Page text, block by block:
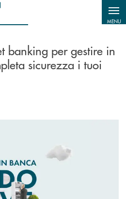
MENU
banking per gestire in
sicurezza i tuoi